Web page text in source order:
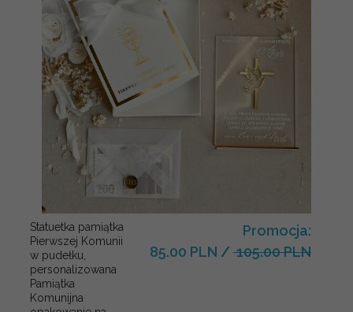
Statuetka pamiątka
Pierwszej Komunii
w pudełku,
personalizowana
Pamiątka
Komunijna
Promocja:
85.00 PLN / 105.00 PLN